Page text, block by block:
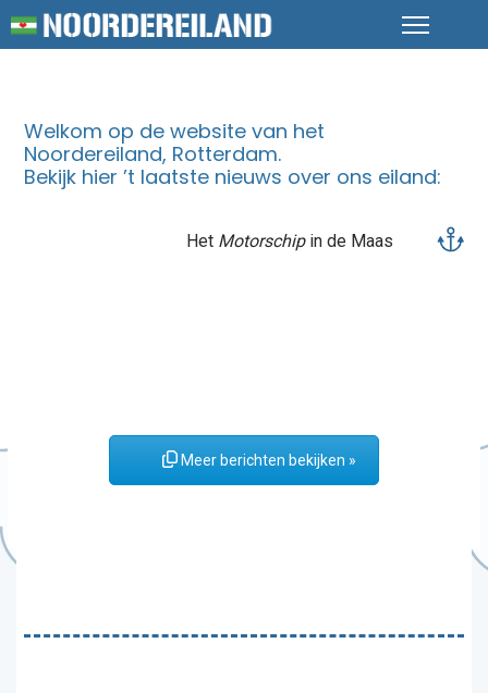
Welkom op de website van het
Noordereiland, Rotterdam.
Bekijk hier ’t laatste nieuws over ons eiland:
Het Motorschipin de Maas
Meer berichten bekijken »